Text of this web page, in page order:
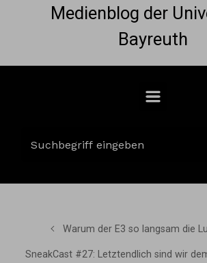
Medienblog der
Bayreuth
Warum der E3 so langsam die
SneakCast #27: Letztendlich sind wir